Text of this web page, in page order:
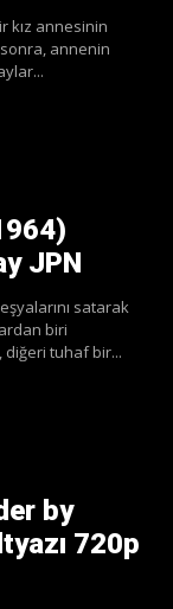
kız annesinin
annenin
JPN
satarak
biri
tuhaf bir...
by
720p